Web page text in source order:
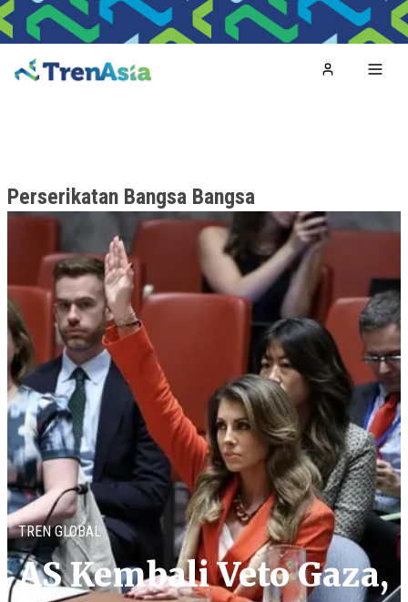
Home
Perserikatan Bangsa Bangsa
TREN GLOBAL
AS Kembali Veto Gaza,